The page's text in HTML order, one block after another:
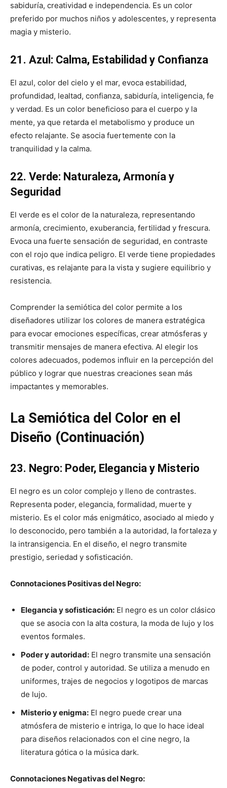
sabiduría, creatividad e independencia. Es un color
preferido por muchos niños y adolescentes, y representa
magia y misterio.
21. Azul: Calma, Estabilidad y Confianza
El azul, color del cielo y el mar, evoca estabilidad,
profundidad, lealtad, confianza, sabiduría, inteligencia, fe
y verdad. Es un color beneficioso para el cuerpo y la
mente, ya que retarda el metabolismo y produce un
efecto relajante. Se asocia fuertemente con la
tranquilidad y la calma.
22. Verde: Naturaleza, Armonía y
Seguridad
El verde es el color de la naturaleza, representando
armonía, crecimiento, exuberancia, fertilidad y frescura.
Evoca una fuerte sensación de seguridad, en contraste
con el rojo que indica peligro. El verde tiene propiedades
curativas, es relajante para la vista y sugiere equilibrio y
resistencia.
Comprender la semiótica del color permite a los
diseñadores utilizar los colores de manera estratégica
para evocar emociones específicas, crear atmósferas y
transmitir mensajes de manera efectiva. Al elegir los
colores adecuados, podemos influir en la percepción del
público y lograr que nuestras creaciones sean más
impactantes y memorables.
La Semiótica del Color en el
Diseño (Continuación)
23. Negro: Poder, Elegancia y Misterio
El negro es un color complejo y lleno de contrastes.
Representa poder, elegancia, formalidad, muerte y
misterio. Es el color más enigmático, asociado al miedo y
lo desconocido, pero también a la autoridad, la fortaleza y
la intransigencia. En el diseño, el negro transmite
prestigio, seriedad y sofisticación.
Connotaciones Positivas del Negro:
Elegancia y sofisticación: El negro es un color clásico
que se asocia con la alta costura, la moda de lujo y los
eventos formales.
Poder y autoridad: El negro transmite una sensación
de poder, control y autoridad. Se utiliza a menudo en
uniformes, trajes de negocios y logotipos de marcas
de lujo.
Misterio y enigma: El negro puede crear una
atmósfera de misterio e intriga, lo que lo hace ideal
para diseños relacionados con el cine negro, la
literatura gótica o la música dark.
Connotaciones Negativas del Negro: